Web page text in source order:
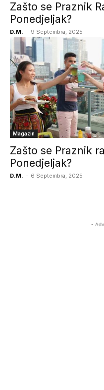
Zašto se Praznik
Ponedjeljak?
D.M. - 9 Septembra, 2025
Magazin
Zašto se Praznik
Ponedjeljak?
D.M. - 6 Septembra, 2025
-